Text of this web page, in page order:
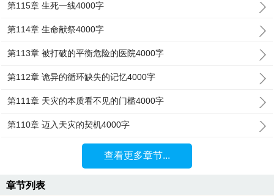
第115章 生死一线4000字
第114章 生命献祭4000字
第113章 被打破的平衡危险的医院4000字
第112章 诡异的循环缺失的记忆4000字
第111章 天灾的本质看不见的门槛4000字
第110章 迈入天灾的契机4000字
查看更多章节...
章节列表